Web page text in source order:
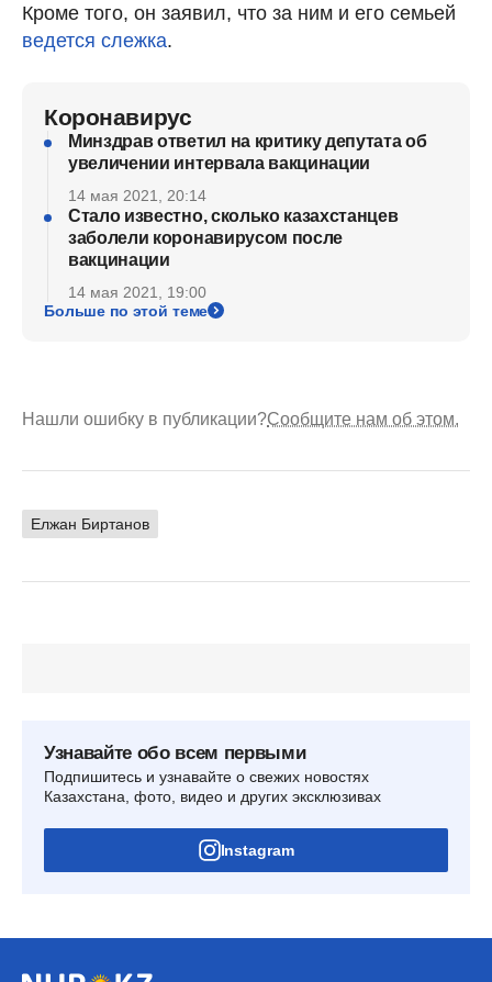
Кроме того, он заявил, что за ним и его семьей
ведется слежка.
Коронавирус
Минздрав ответил на критику депутата об
увеличении интервала вакцинации
14 мая 2021, 20:14
Стало известно, сколько казахстанцев
заболели коронавирусом после
вакцинации
14 мая 2021, 19:00
Больше по этой теме
Нашли ошибку в публикации?Сообщите нам об этом.
Елжан Биртанов
Узнавайте обо всем первыми
Подпишитесь и узнавайте о свежих новостях
Казахстана, фото, видео и других эксклюзивах
Instagram